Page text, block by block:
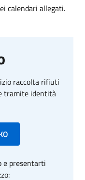
calendari allegati.
raccolta rifiuti
tramite identità
e presentarti